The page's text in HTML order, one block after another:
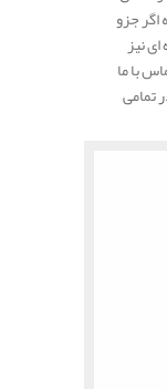
جزو
نیز
با ما
تمامی